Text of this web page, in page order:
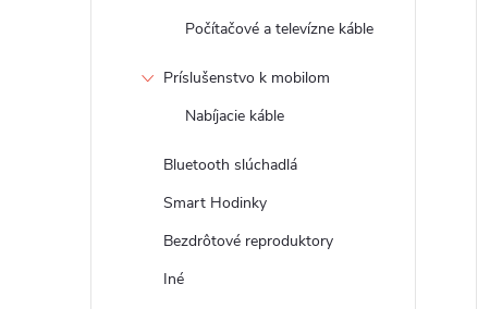
Počítačové a televízne káble
Príslušenstvo k mobilom
Nabíjacie káble
Bluetooth slúchadlá
Smart Hodinky
Bezdrôtové reproduktory
Iné